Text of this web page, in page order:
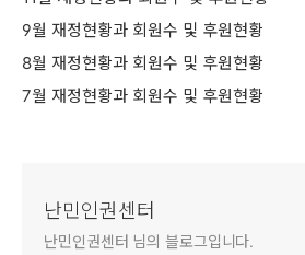
9월 재정현황과 회원수 및 후원현황
8월 재정현황과 회원수 및 후원현황
7월 재정현황과 회원수 및 후원현황
난민인권센터
난민인권센터 님의 블로그입니다.